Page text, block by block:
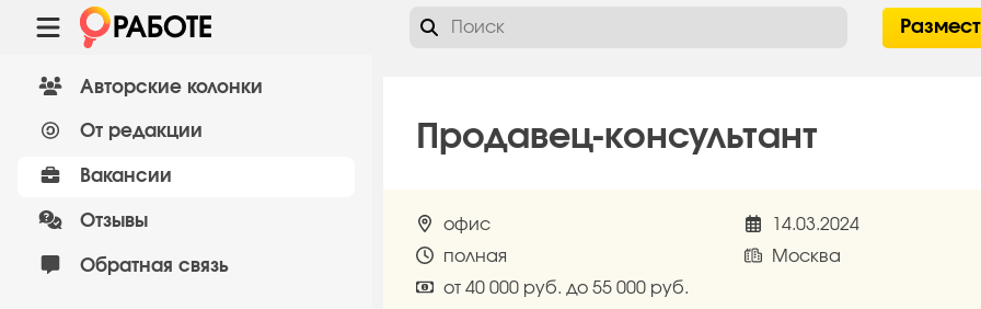
Авторские колонки
От редакции
Вакансии
Отзывы
Обратная связь
Продавец-консультант
офис
14.03.2024
полная
Москва
от 40 000 руб. до 55 000 руб.